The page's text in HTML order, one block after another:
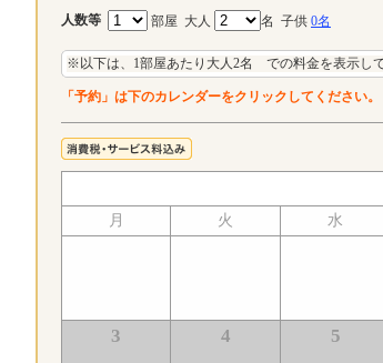
人数等 部屋 大人 名 子供 0名
※以下は、1部屋あたり大人2名 での料金を表示して
「予約」は下のカレンダーをクリックしてください。
月 火 水
3 4 5